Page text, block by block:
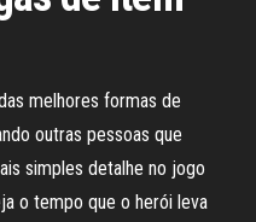
melhores formas de
outras pessoas que
simples detalhe no jogo
o tempo que o herói leva